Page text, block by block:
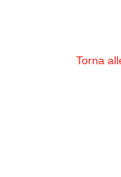
Torna